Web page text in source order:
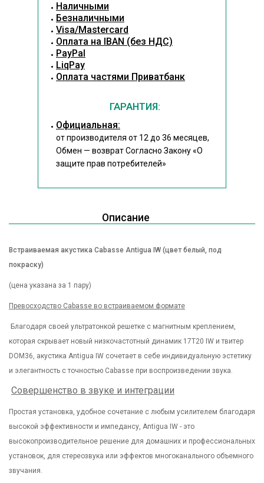
Наличными
Безналичными
Visa/Mastercard
Оплата на IBAN (без НДС)
PayPal
LiqPay
Оплата частями Приватбанк
ГАРАНТИЯ:
Официальная:
от производителя от 12 до 36 месяцев,
Обмен — возврат Согласно Закону«О
защите прав потребителей»
Описание
Встраиваемая акустика Cabasse Antigua IW (цвет белый, под
покраску)
(цена указана за 1 пару)
Превосходство Cabasse во встраиваемом формате
Благодаря своей ультратонкой решетке с магнитным креплением,
которая скрывает новый низкочастотный динамик 17T20 IW и твитер
DOM36, акустика Antigua IW сочетает в себе индивидуальную эстетику
и элегантность с точностью Cabasse при воспроизведении звука.
Совершенство в звуке и интеграции
Простая установка, удобное сочетание с любым усилителем благодаря
высокой эффективности и импедансу, Antigua IW - это
высокопроизводительное решение для домашних и профессиональных
установок, для стереозвука или эффектов многоканального объемного
звучания.